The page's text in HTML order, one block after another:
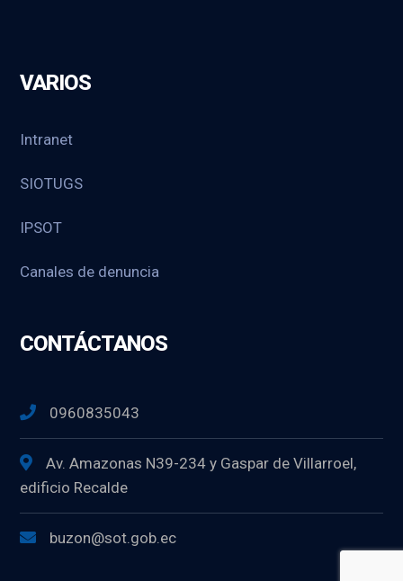
VARIOS
Intranet
SIOTUGS
IPSOT
Canales de denuncia
CONTÁCTANOS
0960835043
Av. Amazonas N39-234 y Gaspar de Villarroel,
edificio Recalde
buzon@sot.gob.ec